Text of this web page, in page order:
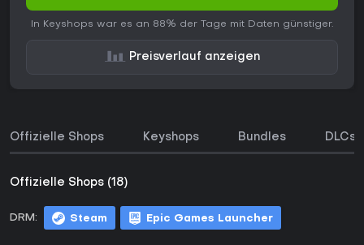
In Keyshops war es an 88% der Tage mit Daten günstiger.
Preisverlauf anzeigen
Offizielle Shops Keyshops Bundles DLCs
Offizielle Shops (18)
DRM: Steam Epic Games Launcher